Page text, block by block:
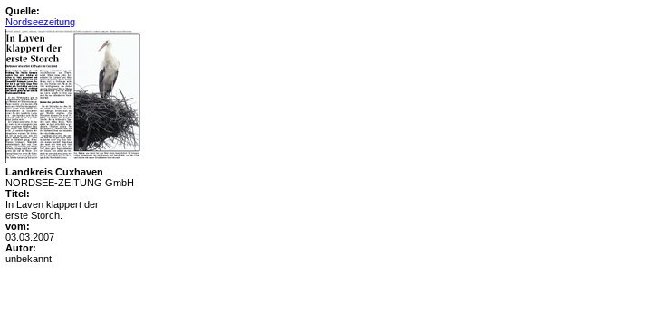
Quelle:
Nordseezeitung
Landkreis Cuxhaven
NORDSEE-ZEITUNG GmbH
Titel:
In Laven klappert der
erste Storch.
vom:
03.03.2007
Autor:
unbekannt